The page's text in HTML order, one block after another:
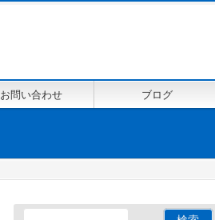
お問い合わせ ブログ